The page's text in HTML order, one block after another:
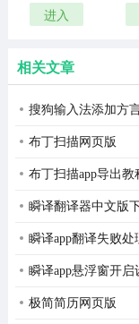
2. 修复menu菜单
2.6.0 ：
1. 支持动画皮肤。
位)。
服软件
进入
相关文章
搜狗输入法添加方
布丁扫描网页版
布丁扫描app导出教
瞬译翻译器中文版
瞬译app翻译失败处
瞬译app悬浮窗开启
极简简历网页版